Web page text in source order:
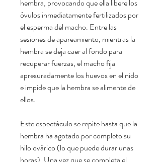
hembra, provocando que ella libere los
óvulos inmediatamente fertilizados por
el esperma del macho. Entre las
sesiones de apareamiento, mientras la
hembra se deja caer al fondo para
recuperar fuerzas, el macho fija
apresuradamente los huevos en el nido
e impide que la hembra se alimente de
ellos.
Este espectáculo se repite hasta que la
hembra ha agotado por completo su
hilo ovárico (lo que puede durar unas